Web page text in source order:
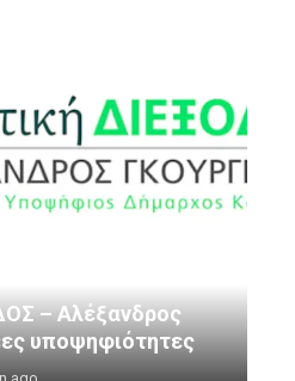
– Αλέξανδρος
υποψηφιότητες